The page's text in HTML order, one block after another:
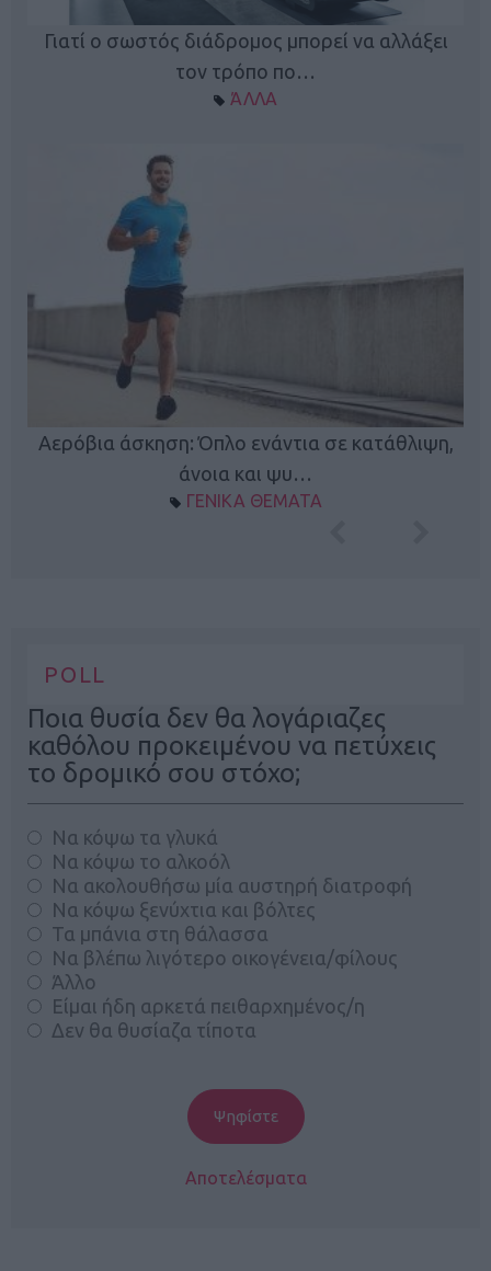
Γιατί ο σωστός διάδρομος μπορεί να αλλάξει
τον τρόπο πο…
ΆΛΛΑ
Αερόβια άσκηση: Όπλο ενάντια σε κατάθλιψη,
άνοια και ψυ…
ΓΕΝΙΚΑ ΘΕΜΑΤΑ
POLL
Ποια θυσία δεν θα λογάριαζες
καθόλου προκειμένου να πετύχεις
το δρομικό σου στόχο;
Να κόψω τα γλυκά
Να κόψω το αλκοόλ
Να ακολουθήσω μία αυστηρή διατροφή
Να κόψω ξενύχτια και βόλτες
Τα μπάνια στη θάλασσα
Να βλέπω λιγότερο οικογένεια/φίλους
Άλλο
Είμαι ήδη αρκετά πειθαρχημένος/η
Δεν θα θυσίαζα τίποτα
Αποτελέσματα